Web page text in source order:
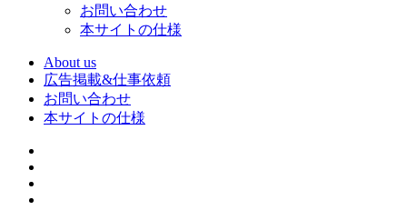
お問い合わせ
本サイトの仕様
About us
広告掲載&仕事依頼
お問い合わせ
本サイトの仕様